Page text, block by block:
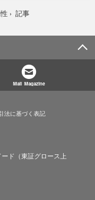
› 記事
Mail Magazine
法に基づく表記
ド（東証グロース上